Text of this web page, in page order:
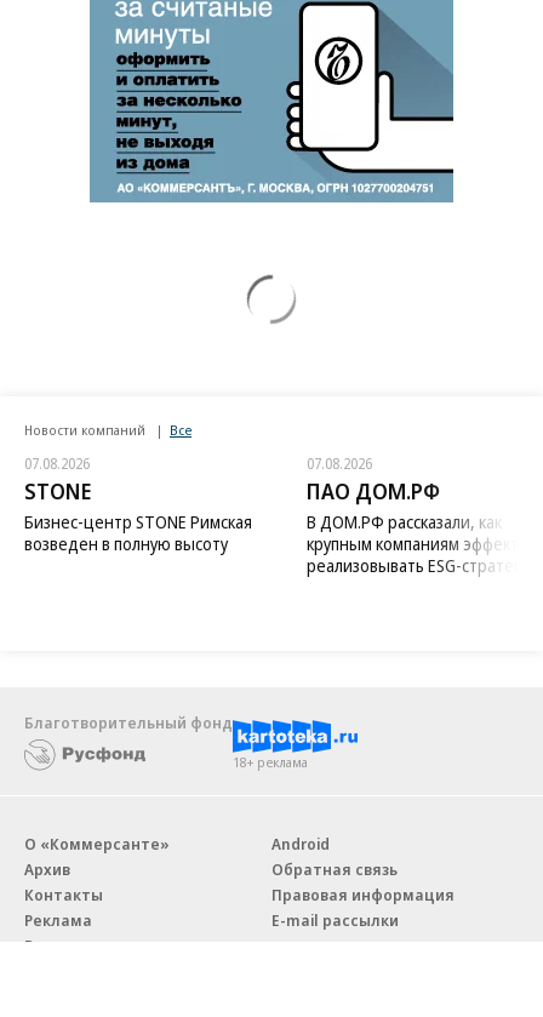
Новости компаний Все
07.08.2026
STONE
Бизнес-центр STONE Римская
возведен в полную высоту
07.08.2026
ПАО ДОМ.РФ
В ДОМ.РФ рассказали, как
крупным компаниям
реализовывать ESG-стратегию
Благотворительный фонд
18+ реклама
О «Коммерсанте»
Архив
Контакты
Реклама
Вакансии
Android
Обратная связь
Правовая информация
E-mail рассылки